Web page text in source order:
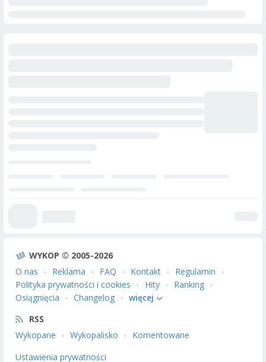
WYKOP © 2005-2026
O nas
Reklama FAQ Kontakt
Regulamin
Polityka prywatności i cookies
Hity
Ranking
Osiągnięcia
Changelog
więcej
RSS
Wykopane
Wykopalisko
Komentowane
Ustawienia prywatności